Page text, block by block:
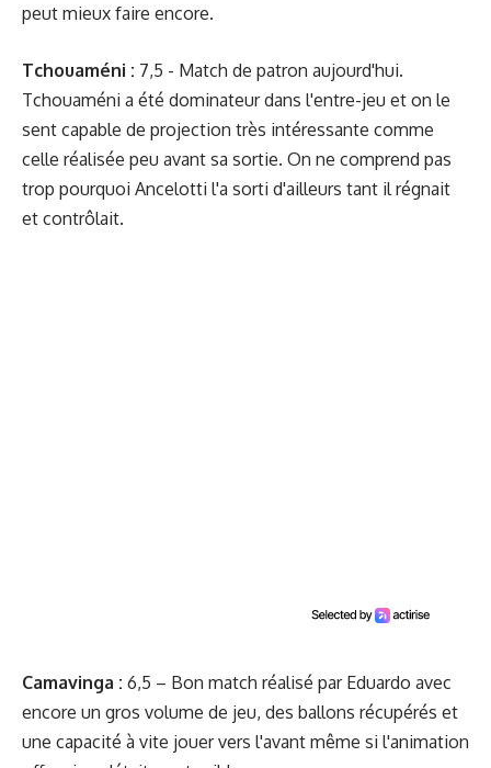
peut mieux faire encore.
Tchouaméni : 7,5 - Match de patron aujourd'hui.
Tchouaméni a été dominateur dans l'entre-jeu et on le
sent capable de projection très intéressante comme
celle réalisée peu avant sa sortie. On ne comprend pas
trop pourquoi Ancelotti l'a sorti d'ailleurs tant il régnait
et contrôlait.
Camavinga : 6,5 – Bon match réalisé par Eduardo avec
encore un gros volume de jeu, des ballons récupérés et
une capacité à vite jouer vers l'avant même si l'animation